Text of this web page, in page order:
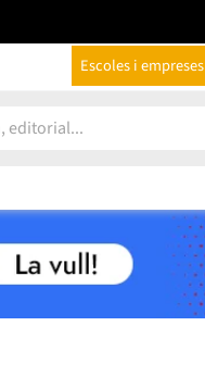
Escoles i empreses